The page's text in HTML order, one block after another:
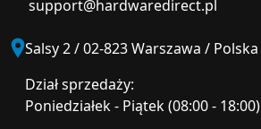
support@hardwaredirect.pl
Salsy 2 / 02-823 Warszawa / Polska
Dział sprzedaży:
Poniedziałek - Piątek (08:00 - 18:00)